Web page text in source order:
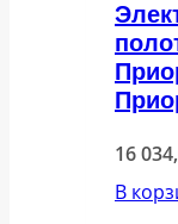
16
В